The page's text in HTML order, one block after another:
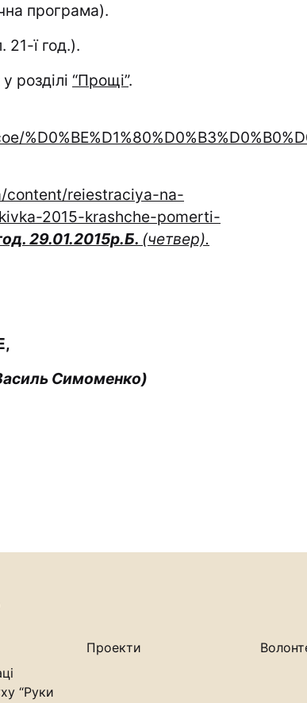
програма).
21-ї год.).
розділі “Прощі”.
content/reiestraciya-na-
2015-krashche-pomerti-
29.01.2015р.Б. (четвер).
Симоменко)
“Руки
Проекти